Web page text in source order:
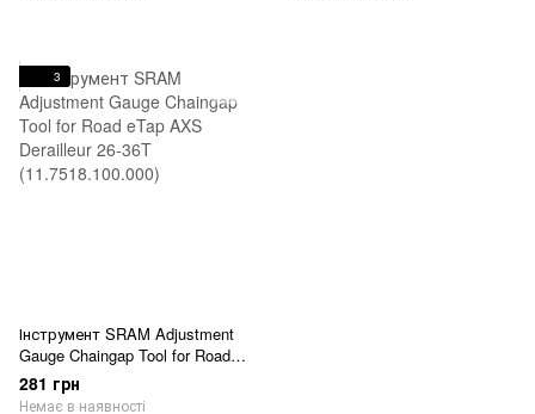
3
Інструмент SRAM Adjustment
Gauge Chaingap Tool for Road
eTap AXS Derailleur 26-36T
(11.7518.100.000)
281 грн
Немає в наявності